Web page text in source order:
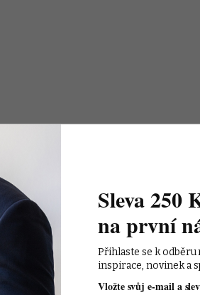
Sleva 250
na první
Přihlaste se k
inspirace, novinek a
Vložte svůj e-mail a